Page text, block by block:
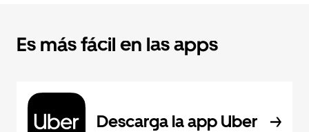
Es más fácil en las apps
Descarga la app Uber